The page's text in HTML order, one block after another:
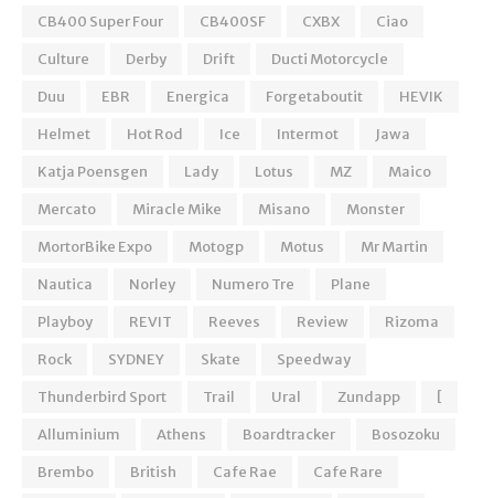
CB400 Super Four
CB400SF CXBX
Ciao
Culture
Derby Drift
Ducti Motorcycle
Duu
EBR Energica Forgetaboutit
HEVIK
Helmet
Hot Rod Ice Intermot
Jawa
Katja Poensgen
Lady Lotus MZ
Maico
Mercato
Miracle Mike Misano
Monster
MortorBike Expo
Motogp Motus
Mr Martin
Nautica
Norley Numero Tre
Plane
Playboy
REVIT Reeves Review
Rizoma
Rock
SYDNEY Skate
Speedway
Thunderbird Sport
Trail Ural Zundapp
[
Alluminium
Athens Boardtracker
Bosozoku
Brembo
British Cafe Rae
Cafe Rare